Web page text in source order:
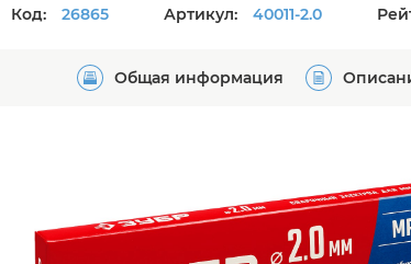
Код: 26865 Артикул: 40011-2.0
Общая информация